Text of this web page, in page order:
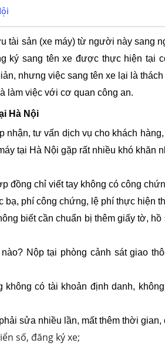
sản (xe máy) từ người này sang
ký sang tên xe được thực hiện tại
nhưng việc sang tên xe lại là
làm việc với cơ quan công an.
Hà Nội
tư vấn dịch vụ cho khách
tại Hà Nội gặp rất nhiều khó khăn
đồng chỉ viết tay không có công
phí công chứng, lệ phí thực hiện
biết cần chuẩn bị thêm giấy tờ, hồ
Nộp tại phòng cảnh sát giao
có tài khoản định danh,
sửa nhiều lần, mất thêm thời gian,
số, đăng ký xe;